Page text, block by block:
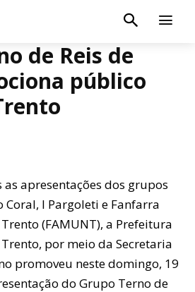
de Reis de
público
as apresentações dos grupos
Coral, I Pargoleti e Fanfarra
(FAMUNT), a Prefeitura
por meio da Secretaria
promoveu neste domingo, 19
do Grupo Terno de